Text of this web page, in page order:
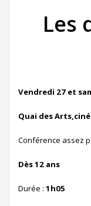
Les
Vendredi 27 et
Quai des
Conférence assez
Dès12 ans
Durée : 1h05